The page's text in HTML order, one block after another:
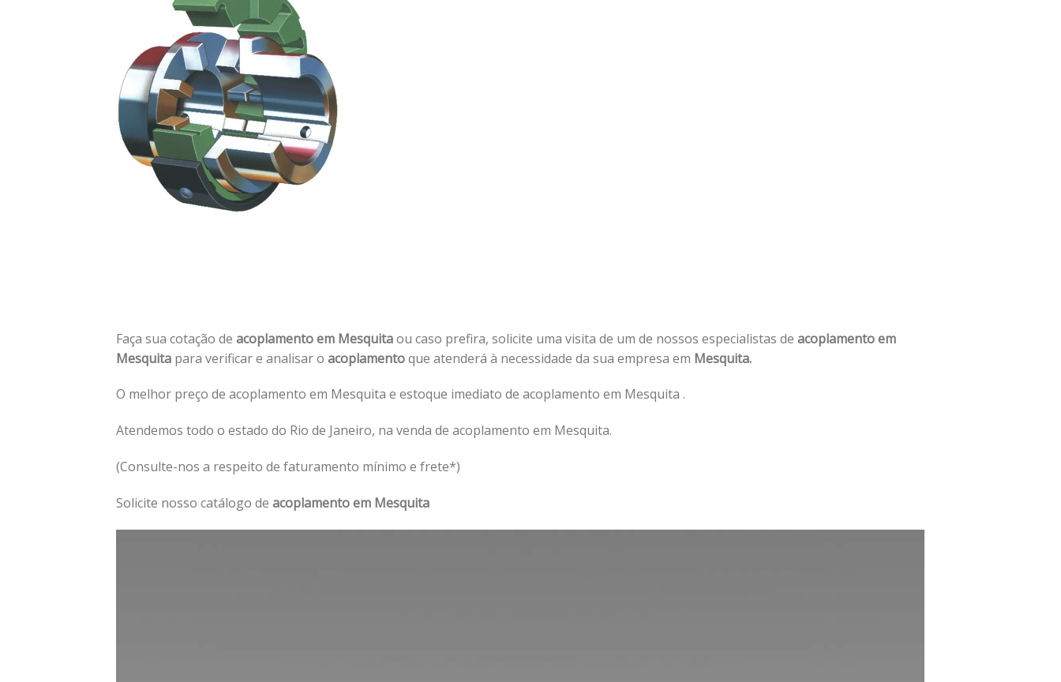
Faça sua cotação de acoplamento em Mesquitaou caso prefira, solicite uma visita de um de nossos especialistas de acoplamento em
Mesquita para verificar e analisar o acoplamentoque atenderá à necessidade da sua empresa em Mesquita.
O melhor preço de acoplamento em Mesquita e estoque imediato de acoplamento em Mesquita .
Atendemos todo o estado do Rio de Janeiro, na venda de acoplamento em Mesquita.
(Consulte-nos a respeito de faturamento mínimo e frete*)
Solicite nosso catálogo de acoplamento em Mesquita